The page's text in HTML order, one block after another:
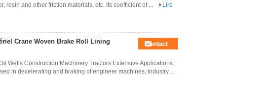
resin and other friction materials, etc. Its coefficient of ...
Lire
Crane Woven Brake Roll Lining
Contact
Wells Construction Machinery Tractors Extensive Applications:
in decelerating and braking of engineer machines, industry ...